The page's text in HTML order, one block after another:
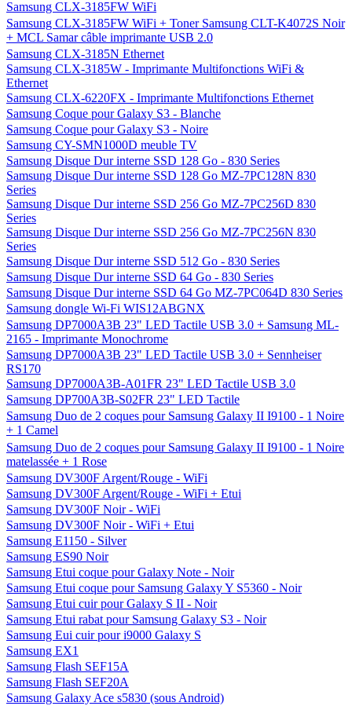
Samsung CLX-3185FW WiFi
Samsung CLX-3185FW WiFi + Toner Samsung CLT-K4072S Noir
+ MCL Samar câble imprimante USB 2.0
Samsung CLX-3185N Ethernet
Samsung CLX-3185W - Imprimante Multifonctions WiFi &
Ethernet
Samsung CLX-6220FX - Imprimante Multifonctions Ethernet
Samsung Coque pour Galaxy S3 - Blanche
Samsung Coque pour Galaxy S3 - Noire
Samsung CY-SMN1000D meuble TV
Samsung Disque Dur interne SSD 128 Go - 830 Series
Samsung Disque Dur interne SSD 128 Go MZ-7PC128N 830
Series
Samsung Disque Dur interne SSD 256 Go MZ-7PC256D 830
Series
Samsung Disque Dur interne SSD 256 Go MZ-7PC256N 830
Series
Samsung Disque Dur interne SSD 512 Go - 830 Series
Samsung Disque Dur interne SSD 64 Go - 830 Series
Samsung Disque Dur interne SSD 64 Go MZ-7PC064D 830 Series
Samsung dongle Wi-Fi WIS12ABGNX
Samsung DP7000A3B 23" LED Tactile USB 3.0 + Samsung ML-
2165 - Imprimante Monochrome
Samsung DP7000A3B 23" LED Tactile USB 3.0 + Sennheiser
RS170
Samsung DP7000A3B-A01FR 23" LED Tactile USB 3.0
Samsung DP700A3B-S02FR 23" LED Tactile
Samsung Duo de 2 coques pour Samsung Galaxy II I9100 - 1 Noire
+ 1 Camel
Samsung Duo de 2 coques pour Samsung Galaxy II I9100 - 1 Noire
matelassée + 1 Rose
Samsung DV300F Argent/Rouge - WiFi
Samsung DV300F Argent/Rouge - WiFi + Etui
Samsung DV300F Noir - WiFi
Samsung DV300F Noir - WiFi + Etui
Samsung E1150 - Silver
Samsung ES90 Noir
Samsung Etui coque pour Galaxy Note - Noir
Samsung Etui coque pour Samsung Galaxy Y S5360 - Noir
Samsung Etui cuir pour Galaxy S II - Noir
Samsung Etui rabat pour Samsung Galaxy S3 - Noir
Samsung Eui cuir pour i9000 Galaxy S
Samsung EX1
Samsung Flash SEF15A
Samsung Flash SEF20A
Samsung Galaxy Ace s5830 (sous Android)